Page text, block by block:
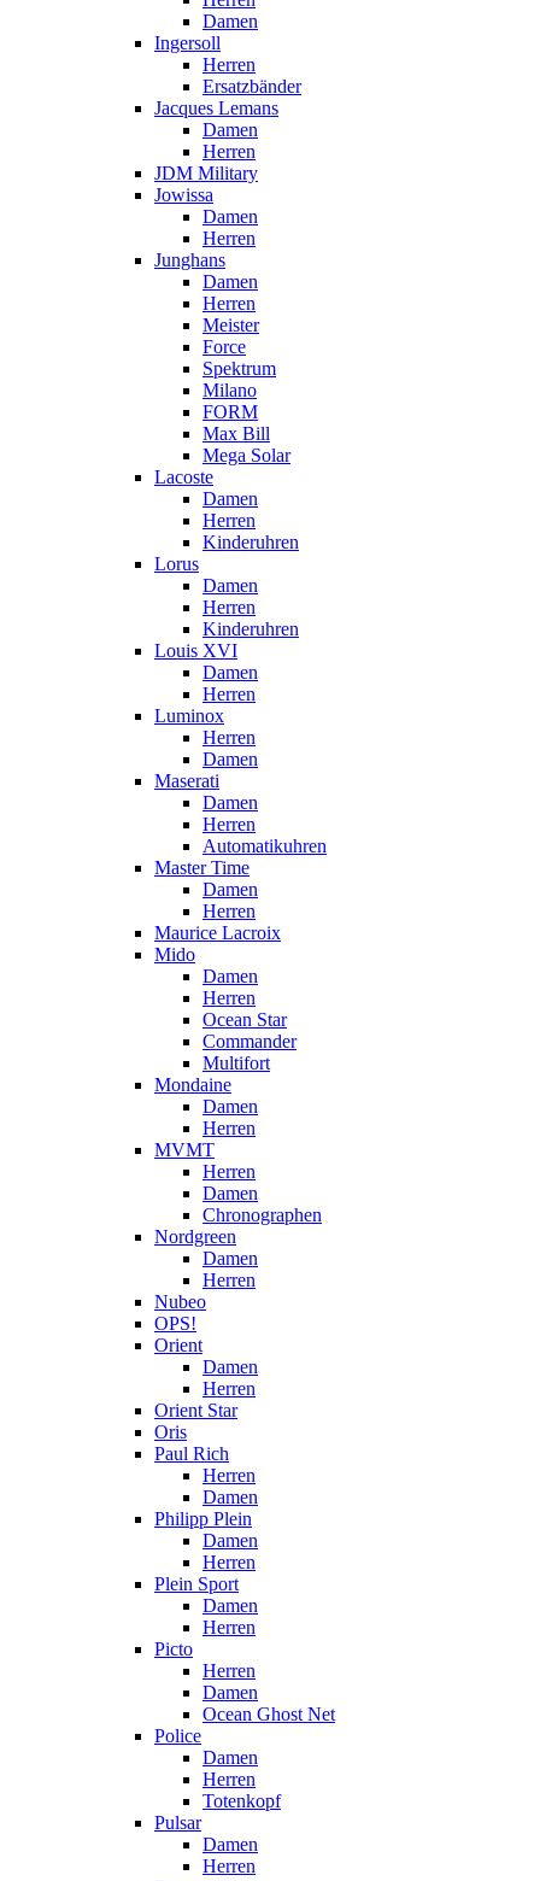
Damen
Ingersoll
Herren
Ersatzbänder
Jacques Lemans
Damen
Herren
JDM Military
Jowissa
Damen
Herren
Junghans
Damen
Herren
Meister
Force
Spektrum
Milano
FORM
Max Bill
Mega Solar
Lacoste
Damen
Herren
Kinderuhren
Lorus
Damen
Herren
Kinderuhren
Louis XVI
Damen
Herren
Luminox
Herren
Damen
Maserati
Damen
Herren
Automatikuhren
Master Time
Damen
Herren
Maurice Lacroix
Mido
Damen
Herren
Ocean Star
Commander
Multifort
Mondaine
Damen
Herren
MVMT
Herren
Damen
Chronographen
Nordgreen
Damen
Herren
Nubeo
OPS!
Orient
Damen
Herren
Orient Star
Oris
Paul Rich
Herren
Damen
Philipp Plein
Damen
Herren
Plein Sport
Damen
Herren
Picto
Herren
Damen
Ocean Ghost Net
Police
Damen
Herren
Totenkopf
Pulsar
Damen
Herren